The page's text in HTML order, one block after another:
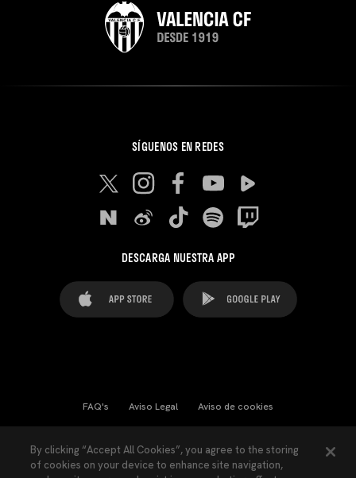
SÍGUENOS EN REDES
DESCARGA NUESTRA APP
FAQ's Aviso Legal Aviso de cookies
Ley Transparencia Política de Privacidad
By clicking “Accept All Cookies”, you agree to the storing
of cookies on your device to enhance site navigation,